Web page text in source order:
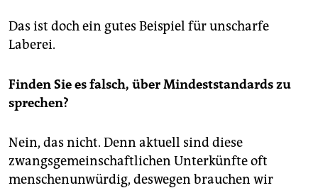
Das ist doch ein gutes Beispiel für unscharfe
Laberei.
Finden Sie es falsch, über Mindeststandards zu
sprechen?
Nein, das nicht. Denn aktuell sind diese
zwangsgemeinschaftlichen Unterkünfte oft
menschenunwürdig, deswegen brauchen wir